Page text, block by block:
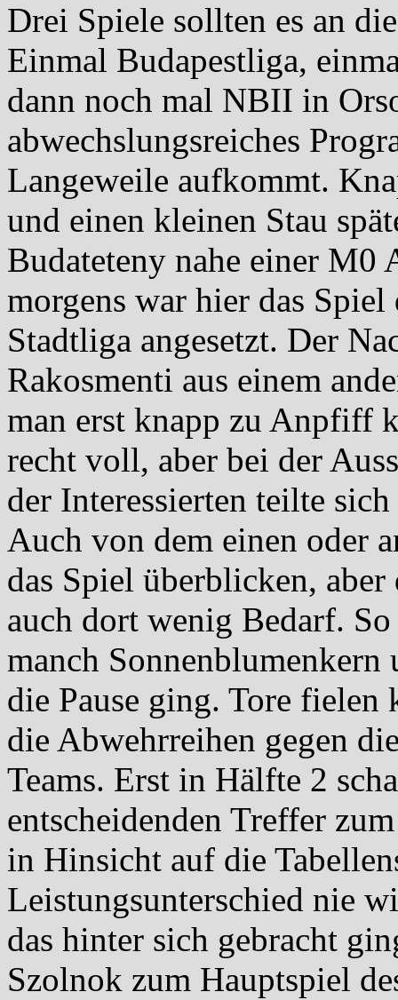
Drei Spiele sollten es an
Einmal Budapestliga,
dann noch mal NBII in
abwechslungsreiches
Langeweile aufkommt.
und einen kleinen Stau
Budateteny nahe einer M0
morgens war hier das
Stadtliga angesetzt. Der
Rakosmenti aus einem
man erst knapp zu Anpfiff
recht voll, aber bei der
der Interessierten teilte
Auch von dem einen oder
das Spiel überblicken,
auch dort wenig Bedarf.
manch Sonnenblumenkern
die Pause ging. Tore
die Abwehrreihen gegen
Teams. Erst in Hälfte 2
entscheidenden Treffer
in Hinsicht auf die
Leistungsunterschied nie
das hinter sich gebracht
Szolnok zum Hauptspiel